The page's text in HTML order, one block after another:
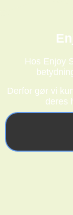
Hos Enjoy
Derfor gør vi
deres